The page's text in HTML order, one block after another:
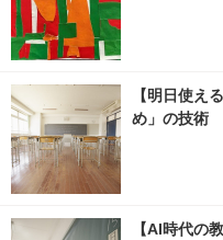
【明日使え
め」の技術
【AI時代の